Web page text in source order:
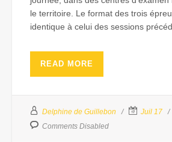
le territoire. Le format des trois
identique à celui des sessions
READ MORE
Delphine de Guillebon
Juil 17
Comments Disabled